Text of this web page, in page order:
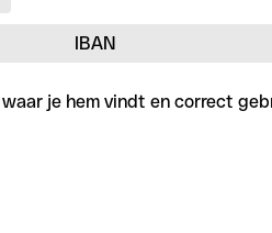
IBAN
je hem vindt en correct